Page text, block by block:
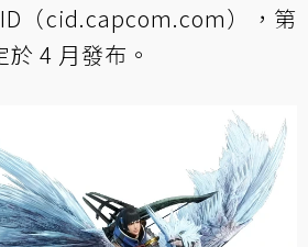
（cid.capcom.com），第
4 月發布。